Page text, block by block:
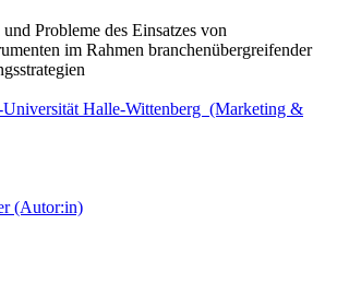
Probleme des Einsatzes von
im Rahmen branchenübergreifender
Halle-Wittenberg (Marketing &
(Autor:in)